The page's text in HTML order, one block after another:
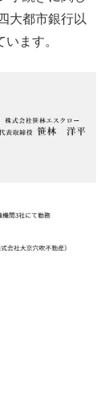
大都市銀行以
ます。